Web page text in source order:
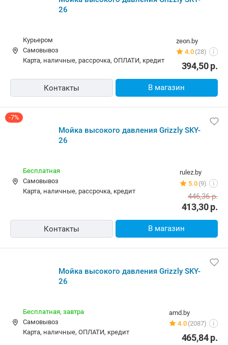
26
zeon.by
4.0 (28) i
Курьером
Самовывоз
карта, наличные, рассрочка, ОПЛАТИ, кредит
394,50р.
Контакты В магазин
-7%
Мойка высокого давления Grizzly SKY-
26
rulez.by
5.0 (9) i
Бесплатная
Самовывоз
карта, наличные, рассрочка, кредит
413,30р.
446,36р.
Контакты В магазин
Мойка высокого давления Grizzly SKY-
26
amd.by
4.0 (2087) i
Бесплатная, завтра
Самовывоз
карта, наличные, ОПЛАТИ, кредит
465,84р.